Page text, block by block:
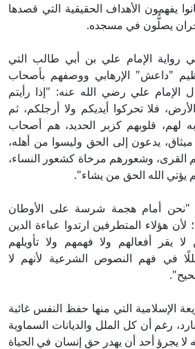
الأهداف الحقيقية التي قصدها
يصلُّون في مسجده.
الإمام علي بن أبي طالب التي
"داعش" الإرهابي ووصفهم بأصحاب
علي رضي الله عنه: "إذا رأيتم
فلا تحركوا أيديكم ولا أرجلكم، ثم
قلوبهم كزبر الحديد، هم أصحاب
يدعون إلى الحق وليسوا من أهله،
وشعورهم مرخاة كشعور النساء،
الله الحق من يشاء".
أمام هجمة شرسة على الأوطان
المتطرفين ارتدوا عباءة الدين
أفعالهم ولا فهمهم ولا تأويلهم
فهم النصوص الشرعية لأنهم لا
التي منها حفظ النفس غائبة
رغم أن كل الملل والديانات السماوية
أحد أن يهدر حق إنسان في الحياة